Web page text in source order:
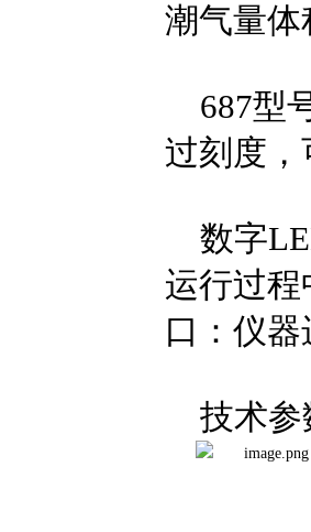
潮气量体
687型
过刻度
数字
运行过
口：仪
技术参